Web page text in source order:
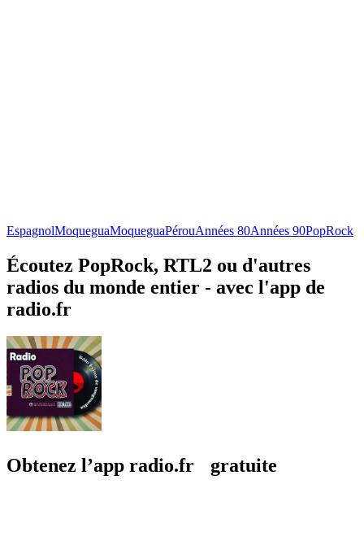
EspagnolMoqueguaMoqueguaPérouAnnées 80Années 90PopRock
Écoutez PopRock, RTL2 ou d'autres
radios du monde entier - avec l'app de
radio.fr
Obtenez l’app radio.fr gratuite